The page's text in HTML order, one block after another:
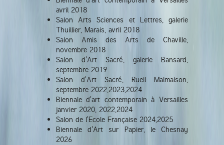
avril 2018
Salon Arts Sciences et Lettres, galerie
Thuillier, Marais, avril 2018
Salon Amis des Arts de Chaville,
novembre 2018
Salon d'Art Sacré, galerie Bansard,
septembre 2019
Salon d'Art Sacré, Rueil Malmaison,
septembre 2022,2023,2024
Biennale d'art contemporain à Versailles
janvier 2020, 2022,2024
Salon de l'Ecole Française 2024,2025
Biennale d'Art sur Papier, le Chesnay
2026